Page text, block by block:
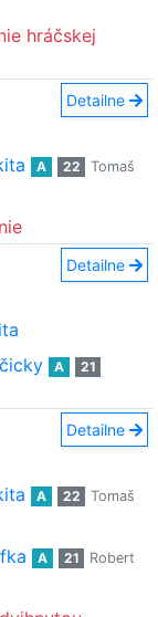
hráčskej
Detailne
A 22
Tomaš
Detailne
A
21
Detailne
A 22
Tomaš
A 21
Robert